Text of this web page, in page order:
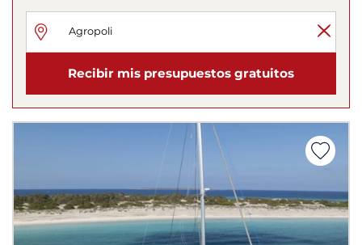
Recibir mis presupuestos gratuitos